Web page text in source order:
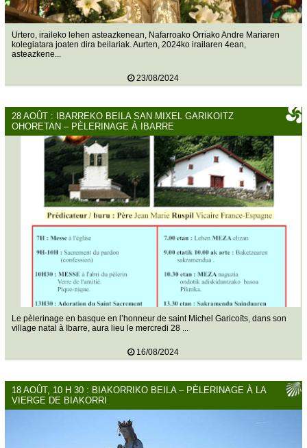
Urtero, iraileko lehen asteazkenean, Nafarroako Orriako Andre Mariaren
kolegiatara joaten dira beilariak. Aurten, 2024ko irailaren 4ean,
asteazkene...
23/08/2024
28 AOÛT : IBARREKO BEILA SAN MIXEL GARIKOITZ
OHORETAN – PÈLERINAGE À IBARRE
Le pèlerinage en basque en l’honneur de saint Michel Garicoïts, dans son
village natal à Ibarre, aura lieu le mercredi 28 ...
16/08/2024
18 AOÛT, 10 H 30 : BIAKORRIKO BEILA – PÈLERINAGE À LA
VIERGE DE BIAKORRI